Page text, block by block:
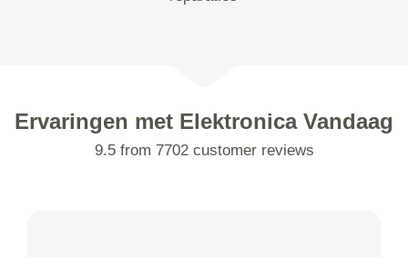
Ervaringen met Elektronica Vandaag
9.5 from 7702 customer reviews